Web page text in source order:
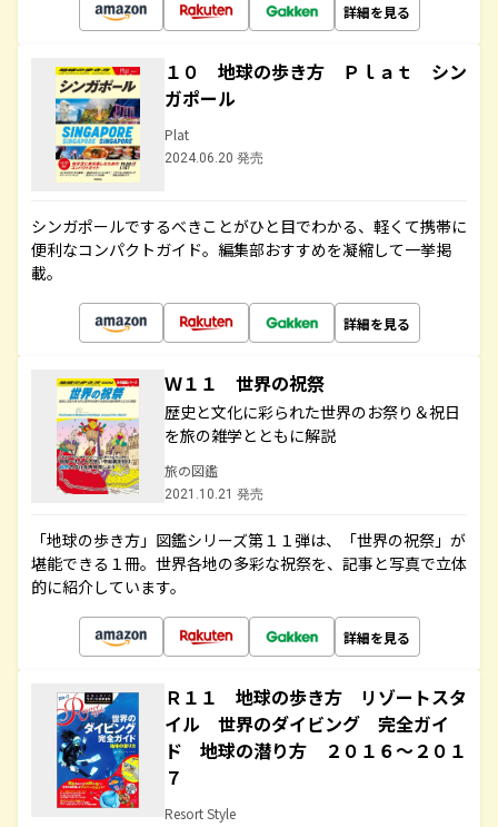
詳細を見る
１０ 地球の歩き方 Ｐｌａｔ シン
ガポール
Plat
2024.06.20 発売
シンガポールでするべきことがひと目でわかる、軽くて携帯に
便利なコンパクトガイド。編集部おすすめを凝縮して一挙掲
載。
詳細を見る
Ｗ１１ 世界の祝祭
歴史と文化に彩られた世界のお祭り＆祝日
を旅の雑学とともに解説
旅の図鑑
2021.10.21 発売
「地球の歩き方」図鑑シリーズ第１１弾は、「世界の祝祭」が
堪能できる１冊。世界各地の多彩な祝祭を、記事と写真で立体
的に紹介しています。
詳細を見る
Ｒ１１ 地球の歩き方 リゾートスタ
イル 世界のダイビング 完全ガイ
ド 地球の潜り方 ２０１６～２０１
７
Resort Style